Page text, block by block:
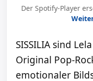
Der Spotify-Player
SISSILIA sind
Original Pop-
emotionaler